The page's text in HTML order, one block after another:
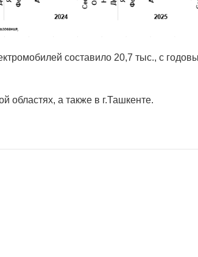
составило 20,7 тыс., с
областях, а также в г.Ташкенте.